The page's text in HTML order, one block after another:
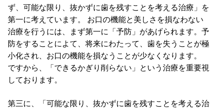
ず、可能な限り、抜かずに歯を残すことを考える治療」を
第一に考えています。 お口の機能と美しさを損なわない
治療を行うには、まず第一に「予防」があげられます。予
防をすることによて、将来にわたって、歯を失うことが極
小化され、お口の機能を損なうことが少なくなります。
ですから、「できるかぎり削らない」という治療を重要視
しております。
第三に、「可能な限り、抜かずに歯を残すことを考える治